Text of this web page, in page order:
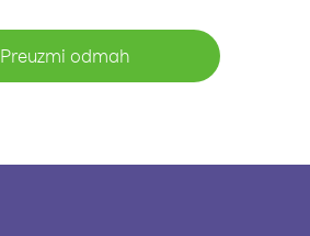
Preuzmi odmah